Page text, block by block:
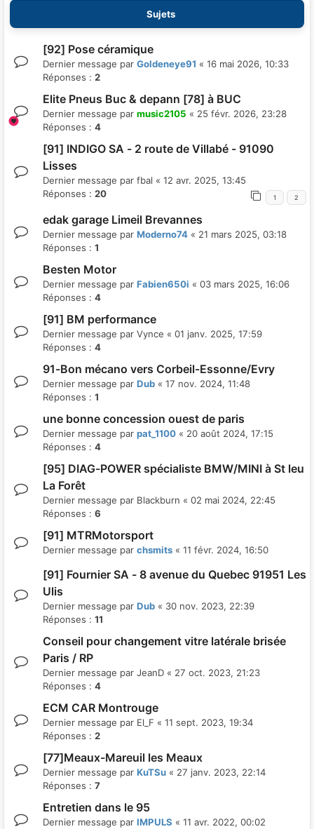
Sujets
[92] Pose céramique
Dernier message par Goldeneye91 « 16 mai 2026, 10:33
Réponses : 2
Elite Pneus Buc & depann [78] à BUC
Dernier message par music2105 « 25 févr. 2026, 23:28
Réponses : 4
[91] INDIGO SA - 2 route de Villabé - 91090
Lisses
Dernier message par fbal « 12 avr. 2025, 13:45
Réponses : 20 1 2
edak garage Limeil Brevannes
Dernier message par Moderno74 « 21 mars 2025, 03:18
Réponses : 1
Besten Motor
Dernier message par Fabien650i « 03 mars 2025, 16:06
Réponses : 4
[91] BM performance
Dernier message par Vynce « 01 janv. 2025, 17:59
Réponses : 4
91-Bon mécano vers Corbeil-Essonne/Evry
Dernier message par Dub « 17 nov. 2024, 11:48
Réponses : 1
une bonne concession ouest de paris
Dernier message par pat_1100 « 20 août 2024, 17:15
Réponses : 4
[95] DIAG-POWER spécialiste BMW/MINI à St leu
La Forêt
Dernier message par Blackburn « 02 mai 2024, 22:45
Réponses : 6
[91] MTRMotorsport
Dernier message par chsmits « 11 févr. 2024, 16:50
[91] Fournier SA - 8 avenue du Quebec 91951 Les
Ulis
Dernier message par Dub « 30 nov. 2023, 22:39
Réponses : 11
Conseil pour changement vitre latérale brisée
Paris / RP
Dernier message par JeanD « 27 oct. 2023, 21:23
Réponses : 4
ECM CAR Montrouge
Dernier message par El_F « 11 sept. 2023, 19:34
Réponses : 2
[77]Meaux-Mareuil les Meaux
Dernier message par KuTSu « 27 janv. 2023, 22:14
Réponses : 7
Entretien dans le 95
Dernier message par IMPULS « 11 avr. 2022, 00:02